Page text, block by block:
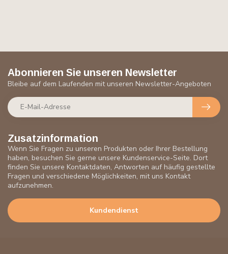
Zusatzinformation
Wenn Sie Fragen zu unseren Produkten oder Ihrer Bestellung
haben, besuchen Sie gerne unsere Kundenservice-Seite. Dort
finden Sie unsere Kontaktdaten, Antworten auf häufig gestellte
Fragen und verschiedene Möglichkeiten, mit uns Kontakt
aufzunehmen.
Kundendienst
Abonnieren Sie unseren Newsletter
Bleibe auf dem Laufenden mit unseren Newsletter-Angeboten